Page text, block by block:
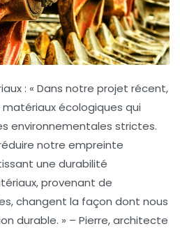
: « Dans notre projet récent,
matériauxécologiques qui
environnementales strictes.
notre empreinte
une durabilité
provenant de
changent la façon dont nous
durable. » – Pierre, architecte